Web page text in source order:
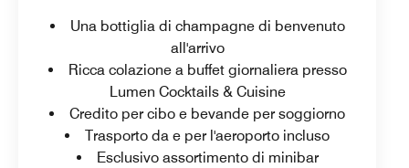
Una bottiglia di champagne di benvenuto
all'arrivo
Ricca colazione a buffet giornaliera presso
Lumen Cocktails & Cuisine
Credito per cibo e bevande per soggiorno
Trasporto da e per l'aeroporto incluso
Esclusivo assortimento di minibar